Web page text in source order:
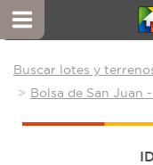
Buscar lotes y
Bolsa de San Juan